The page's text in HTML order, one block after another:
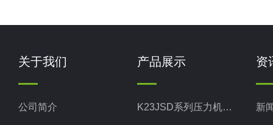
关于我们
公司简介
产品展示
K23JSD系列压力机用双联阀
资
新